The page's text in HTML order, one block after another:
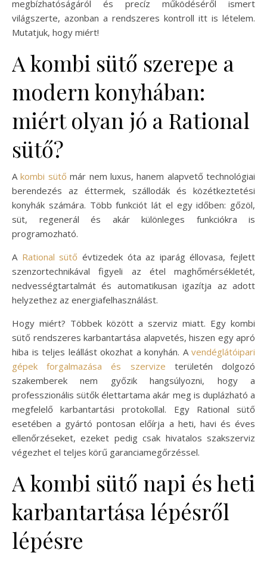
megbízhatóságáról és precíz működéséről ismert
világszerte, azonban a rendszeres kontroll itt is lételem.
Mutatjuk, hogy miért!
A kombi sütő szerepe a
modern konyhában:
miért olyan jó a Rational
sütő?
Akombi sütőmár nem luxus, hanem alapvető technológiai
berendezés az éttermek, szállodák és közétkeztetési
konyhák számára. Több funkciót lát el egy időben: gőzöl,
süt, regenerál és akár különleges funkciókra is
programozható.
ARational sütő évtizedek óta az iparág éllovasa, fejlett
szenzortechnikával figyeli az étel maghőmérsékletét,
nedvességtartalmát és automatikusan igazítja az adott
helyzethez az energiafelhasználást.
Hogy miért? Többek között a szerviz miatt. Egy kombi
sütő rendszeres karbantartása alapvetés, hiszen egy apró
hiba is teljes leállást okozhat a konyhán. A vendéglátóipari
gépek forgalmazása és szervize területén dolgozó
szakemberek nem győzik hangsúlyozni, hogy a
professzionális sütők élettartama akár meg is duplázható a
megfelelő karbantartási protokollal. Egy Rational sütő
esetében a gyártó pontosan előírja a heti, havi és éves
ellenőrzéseket, ezeket pedig csak hivatalos szakszerviz
végezhet el teljes körű garanciamegőrzéssel.
A kombi sütő napi és heti
karbantartása lépésről
lépésre